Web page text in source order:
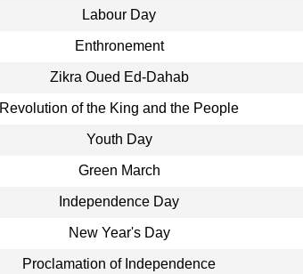
Labour Day
Enthronement
Zikra Oued Ed-Dahab
Revolution of the King and the People
Youth Day
Green March
Independence Day
New Year's Day
Proclamation of Independence